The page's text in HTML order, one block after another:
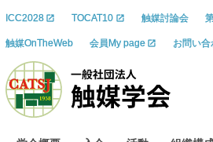
ICC2028 TOCAT10 触媒討論会
触媒OnTheWeb 会員My page お問い合